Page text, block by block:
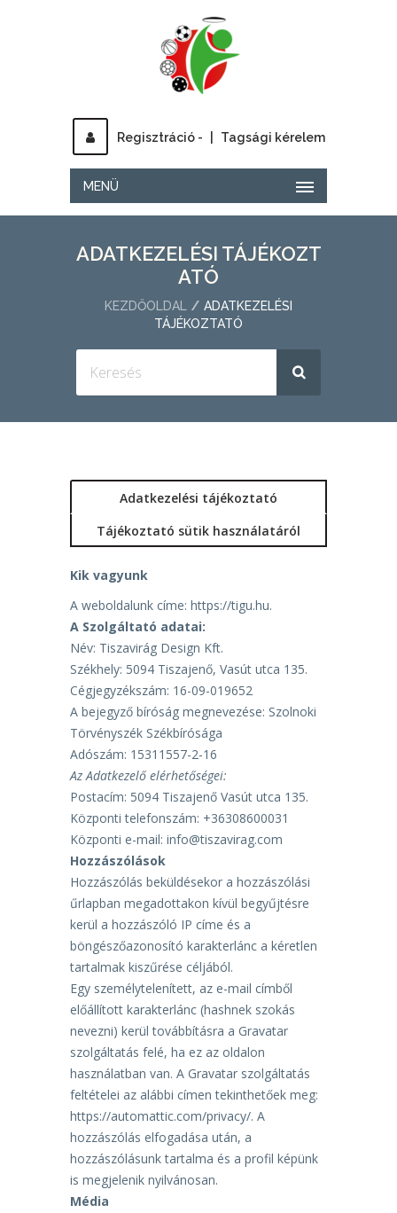
Regisztráció - Tagsági kérelem
MENÜ
ADATKEZELÉSI TÁJÉKOZT
ATÓ
KEZDŐOLDAL
ADATKEZELÉSI
TÁJÉKOZTATÓ
Adatkezelési tájékoztató
Tájékoztató sütik használatáról
Kik vagyunk
A weboldalunk címe: https://tigu.hu.
A Szolgáltató adatai:
Név: Tiszavirág Design Kft.
Székhely: 5094 Tiszajenő, Vasút utca 135.
Cégjegyzékszám: 16-09-019652
A bejegyző bíróság megnevezése: Szolnoki
Törvényszék Székbírósága
Adószám: 15311557-2-16
Az Adatkezelő elérhetőségei:
Postacím: 5094 Tiszajenő Vasút utca 135.
Központi telefonszám: +36308600031
Központi e-mail: info@tiszavirag.com
Hozzászólások
Hozzászólás beküldésekor a hozzászólási
űrlapban megadottakon kívül begyűjtésre
kerül a hozzászóló IP címe és a
böngészőazonosító karakterlánc a kéretlen
tartalmak kiszűrése céljából.
Egy személytelenített, az e-mail címből
előállított karakterlánc (hashnek szokás
nevezni) kerül továbbításra a Gravatar
szolgáltatás felé, ha ez az oldalon
használatban van. A Gravatar szolgáltatás
feltételei az alábbi címen tekinthetőek meg:
https://automattic.com/privacy/. A
hozzászólás elfogadása után, a
hozzászólásunk tartalma és a profil képünk
is megjelenik nyilvánosan.
Média